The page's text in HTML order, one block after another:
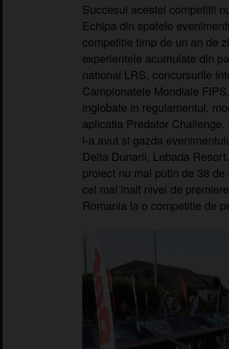
Succesul acestei competitii
Echipa din spatele
competitie timp de un an de
experientele acumulate din
national LRS, concursurile
Campionatele Mondiale
inglobate in regulamentul,
aplicatia Predator
l-a avut si gazda
Delta Dunarii, Lebada
proiect nu mai putin de 38
cel mai inalt nivel de
Romania la o competitie de